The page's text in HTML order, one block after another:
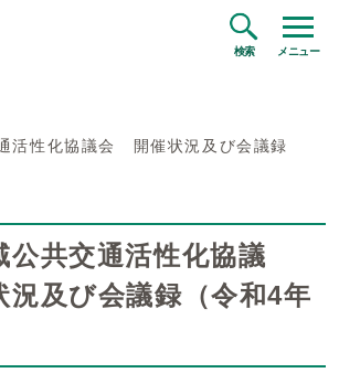
検索 メニュー
活性化協議会 開催状況及び会議録
公共交通活性化協議
及び会議録（令和4年